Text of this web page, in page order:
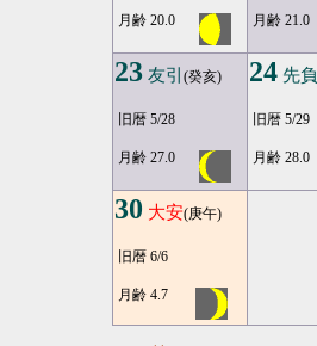
月齢 20.0 月齢 21.0
23 友引 (癸亥)
旧暦 5/28
月齢 27.0
24 先負
旧暦 5/29
月齢 28.0
30 大安(庚午)
旧暦 6/6
月齢 4.7